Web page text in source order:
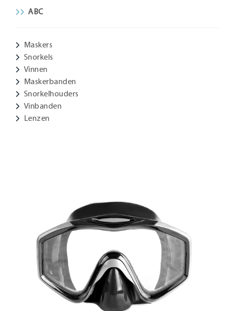
ABC
Maskers
Snorkels
Vinnen
Maskerbanden
Snorkelhouders
Vinbanden
Lenzen